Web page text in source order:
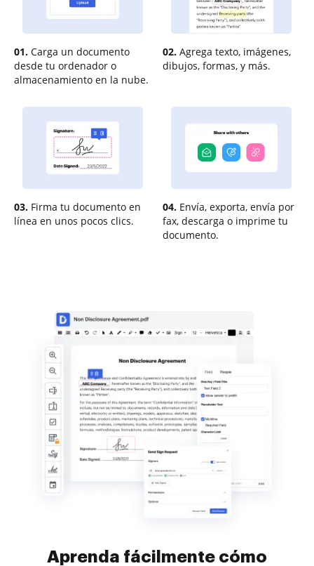
01. Carga un documento
desde tu ordenador o
almacenamiento en la nube.
02. Agrega texto, imágenes,
dibujos, formas, y más.
03. Firma tu documento en
línea en unos pocos clics.
04. Envía, exporta, envía por
fax, descarga o imprime tu
documento.
Aprenda fácilmente cómo